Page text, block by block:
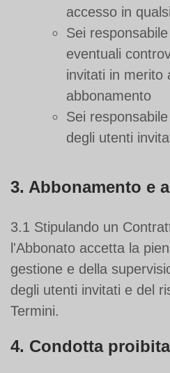
accesso in
Sei
eventuali
invitati in merito
abbonamento
Sei
degli utenti
3. Abbonamento e
3.1 Stipulando un
l'Abbonato accetta la
gestione e della
degli utenti invitati e del
Termini.
4. Condotta proibita